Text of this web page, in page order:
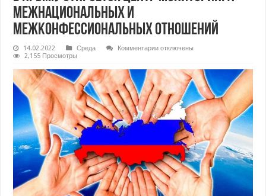
межнациональных и
межконфессиональных отношений
14.02.2022 Среда Комментариик
Крыму
откроется
центр
мониторинга
межнациональных
и
межконфессиональных
отношений
отключены
2,155 Просмотры